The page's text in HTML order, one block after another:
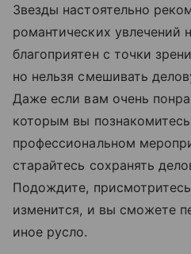
Звезды настоятельно
романтических увлечений
благоприятен с точки
но нельзя смешивать
Даже если вам очень
которым вы
профессиональном
старайтесь сохранять
Подождите,
изменится, и вы сможете
иное русло.